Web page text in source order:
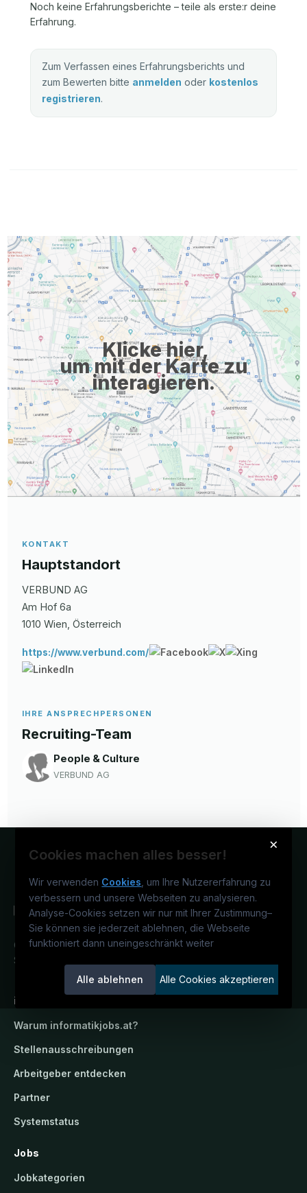
Noch keine Erfahrungsberichte – teile als erste:r deine
Erfahrung.
Zum Verfassen eines Erfahrungsberichts und
zum Bewerten bitte anmelden oder kostenlos
registrieren.
Klicke hier,
um mit der Karte zu
interagieren.
KONTAKT
Hauptstandort
VERBUND AG
Am Hof 6a
1010 Wien , Österreich
https://www.verbund.com/
IHRE ANSPRECHPERSONEN
Recruiting-Team
People & Culture
VERBUND AG
×
Cookies machen alles besser!
Wir verwenden Cookies , um Ihre Nutzererfahrung zu
verbessern und unsere Webseiten zu analysieren.
Analyse-Cookies setzen wir nur mit Ihrer Zustimmung–
Sie können sie jederzeit ablehnen, die Webseite
funktioniert dann uneingeschränkt weiter
Alle ablehnen Alle Cookies akzeptieren
Österreichs IT-Karriereportal.Ein
Service der candidatis GmbH.
informatikjobs.at
Warum informatikjobs.at?
Stellenausschreibungen
Arbeitgeber entdecken
Partner
Systemstatus
Jobs
Jobkategorien